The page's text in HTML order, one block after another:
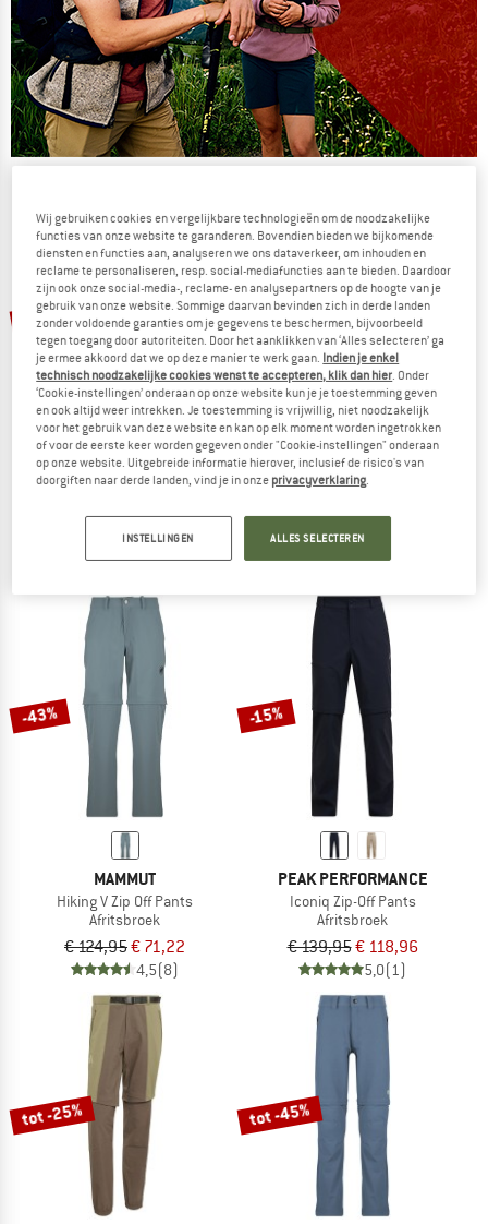
NU TOT MAAR LIEFST -50%
NAAR DE SALE
tot -50%
TROLLKIDS
Afritsbroek
vanaf € 24,98
-52%
HEBER PEAK
Afritsbroek
€ 99,95 € 47,98
-43%
MAMMUT
Hiking V Zip Off Pants
Afritsbroek
€ 124,95€ 71,22
4,5(8)
-15%
PEAK PERFORMANCE
Iconiq Zip-Off Pants
Afritsbroek
€ 139,95€ 118,96
5,0(1)
tot -25% tot -45%
Wij gebruiken cookies en vergelijkbare technologieën om de noodzakelijke
functies van onze website te garanderen. Bovendien bieden we bijkomende
diensten en functies aan, analyseren we ons dataverkeer, om inhouden en
reclame te personaliseren, resp. social-mediafuncties aan te bieden. Daardoor
zijn ook onze social-media-, reclame- en analysepartners op de hoogte van je
gebruik van onze website. Sommige daarvan bevinden zich in derde landen
zonder voldoende garanties om je gegevens te beschermen, bijvoorbeeld
tegen toegang door autoriteiten. Door het aanklikken van ‘Alles selecteren’ ga
je ermee akkoord dat we op deze manier te werk gaan. Indien je enkel
technisch noodzakelijke cookies wenst te accepteren, klik dan hier . Onder
‘Cookie-instellingen’ onderaan op onze website kun je je toestemming geven
en ook altijd weer intrekken. Je toestemming is vrijwillig, niet noodzakelijk
voor het gebruik van deze website en kan op elk moment worden ingetrokken
of voor de eerste keer worden gegeven onder "Cookie-instellingen" onderaan
op onze website. Uitgebreide informatie hierover, inclusief de risico's van
doorgiften naar derde landen, vind je in onze privacyverklaring
INSTELLINGEN ALLES SELECTEREN